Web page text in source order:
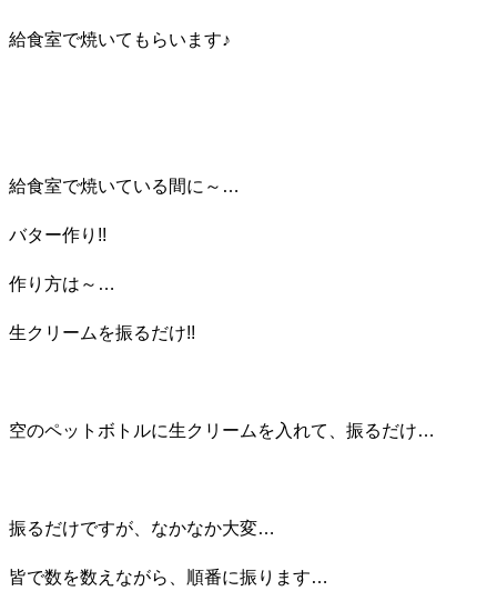
給食室で焼いてもらいます♪
給食室で焼いている間に～…
バター作り!!
作り方は～…
生クリームを振るだけ!!
空のペットボトルに生クリームを入れて、振るだけ…
振るだけですが、なかなか大変…
皆で数を数えながら、順番に振ります…